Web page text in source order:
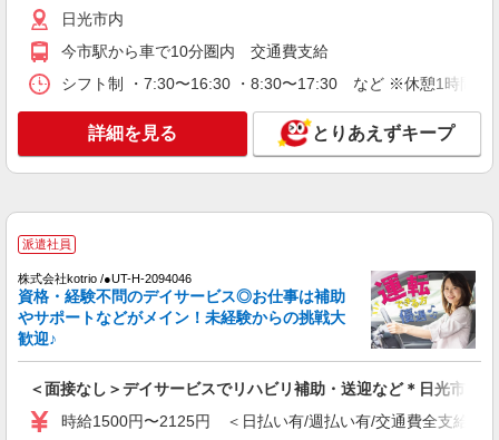
キープ
派遣社員
（株）ウィルオブ・ワークCW 宇都宮支店/ms090101
夜勤専従
時給1500円 ◆前払い・日払い・週払いOK
キープ 詳細を見る
株式会社kotrio /●UT-H-2012137
日光市｜未経験でも大丈夫◎研修が手厚い有料
時給1500円〜2125円 ＜日払い有/週払い有/交
通費全支給(ガソリン代含む)＞
日光市内
日光市内
今市駅から車で10分圏内 交通費支給
シフト制 ・7:30〜16:30 ・8:30〜17:30 など ※休憩1時間 ※
詳細を見る とりあえずキープ
派遣社員
株式会社kotrio /●UT-H-2094046
資格・経験不問のデイサービス◎お仕事は補助
やサポートなどがメイン！未経験からの挑戦大
歓迎♪
＜面接なし＞デイサービスでリハビリ補助・送迎など＊日光市
時給1500円〜2125円 ＜日払い有/週払い有/交通費全支給(ガ